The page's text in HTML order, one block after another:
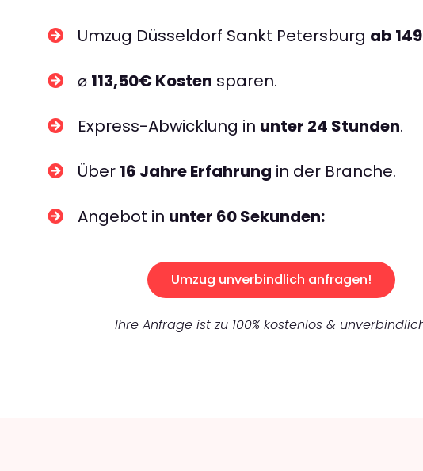
Umzug Düsseldorf Sankt Petersburg ab
⌀ 113,50€ Kosten sparen.
Express-Abwicklung in unter 24 Stunden.
Über 16 Jahre Erfahrung in der Branche.
Angebot in unter 60 Sekunden:
Umzug unverbindlich anfragen!
Ihre Anfrage ist zu 100% kostenlos &